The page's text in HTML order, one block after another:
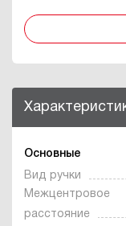
Основные
Вид ручки
Межцентровое
расстояние